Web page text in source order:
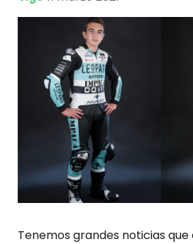
Tenemos grandes noticias que